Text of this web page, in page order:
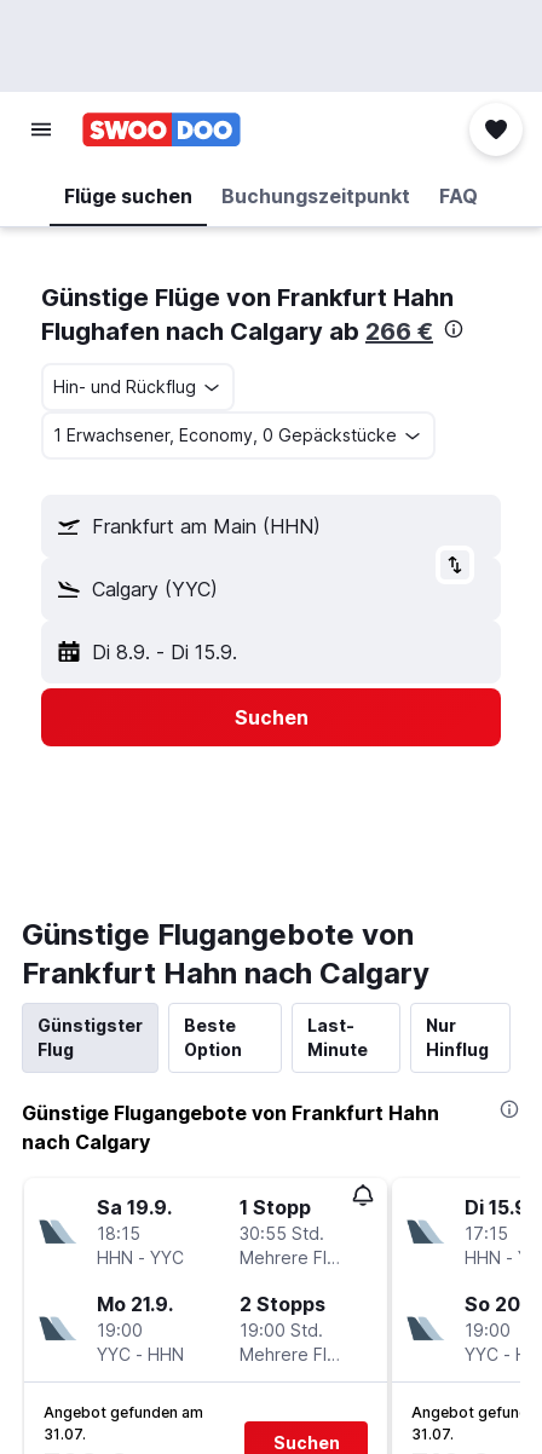
Flüge suchen Buchungszeitpunkt FAQ
Günstige Flüge von Frankfurt Hahn
Flughafen nach Calgary ab 266 €
Hin- und Rückflug
1 Erwachsener, Economy, 0 Gepäckstücke
Frankfurt am Main (HHN)
Calgary (YYC)
Di 8.9. - Di 15.9.
Suchen
Günstige Flugangebote von
Frankfurt Hahn nach Calgary
Günstigster
Flug
Beste
Option
Last-
Minute
Nur
Hinflug
Günstige Flugangebote von Frankfurt Hahn
nach Calgary
Sa 19.9.
18:15
HHN - YYC
1 Stopp
30:55 Std.
Mehrere Fluglinien
Mo 21.9.
19:00
YYC - HHN
2 Stopps
19:00 Std.
Mehrere Fluglinien
Angebot gefunden am
31.07.
Suchen
Di 15.9.
17:15
HHN -
So 20.9.
19:00
YYC -
Angebot
31.07.